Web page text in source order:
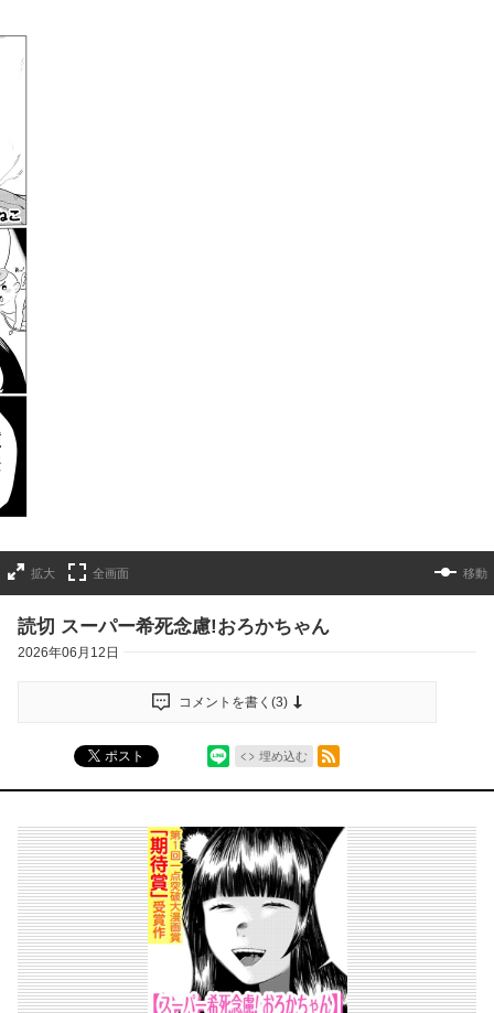
拡大 全画面 移動
読切 スーパー希死念慮!おろかちゃん
2026年06月12日
コメントを書く(3)
ポスト 埋め込む
RSSフィード